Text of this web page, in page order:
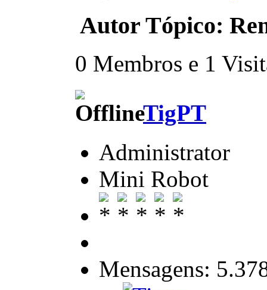
Autor Tópico:
0 Membros e 1
TigPT
Administrator
Mini Robot
Mensagens: